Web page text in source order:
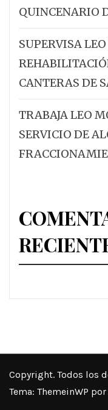
QUINCENARIO
SUPERVISA
CANTERAS DE
TRABAJA LEO
SERVICIO DE
Copyright. Todos los
Tema: ThemeinWP por